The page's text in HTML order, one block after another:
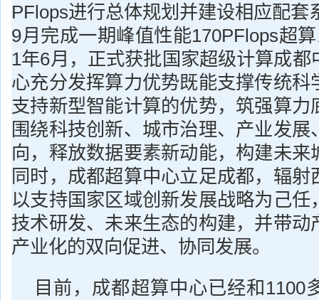
PFlops进行总体规划并建设相应配套
9月完成一期峰值性能170PFlops超
1年6月，正式获批国家超级计算成都
心充分发挥算力优势既能支撑传统科
支持新型智能计算的优势，筑强算力
围绕科技创新、城市治理、产业发展
向，释放数据要素新动能，构建未来
同时，成都超算中心立足成都，辐射
以支持国家区域创新发展战略为己任
技术研发、未来生态的构建，并带动
产业化的双向促进、协同发展。
目前，成都超算中心已经和1100